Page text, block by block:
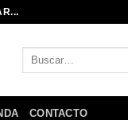
Buscar
CONTACTO